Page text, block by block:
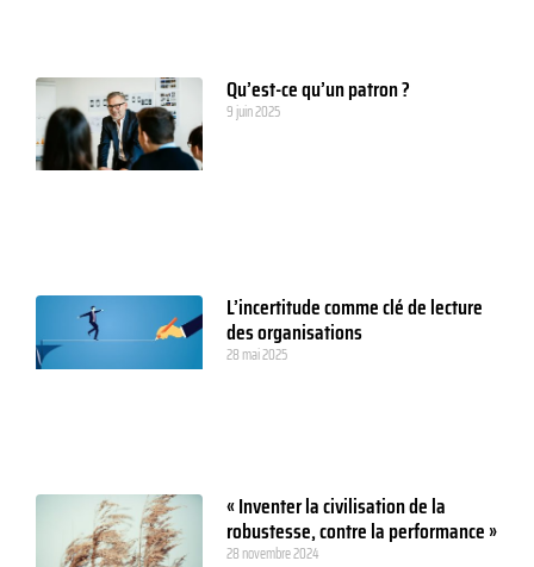
Qu’est-ce qu’un patron ?
9 juin 2025
L’incertitude comme clé de lecture
des organisations
28 mai 2025
« Inventer la civilisation de la
robustesse, contre la performance »
28 novembre 2024